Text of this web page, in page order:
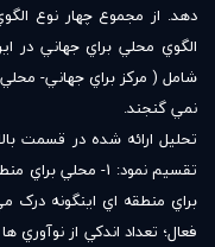
دهد. از مجموع چهار نوع
الگوي محلي براي جهاني
شامل ( مرکز براي جهاني-
نمي گنجند.
تحليل ارائه شده در قسمت
براي منطقه اي اينگونه
فعال؛ تعداد اندکي از نوآوري